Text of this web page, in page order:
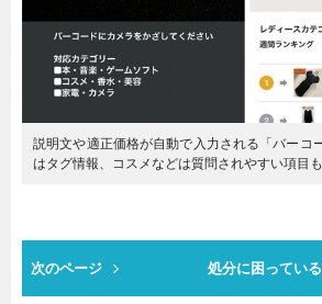
説明文や適正価格が自動で入力される「バーコ
はタグ情報、コスメなどは質問されやすい項目
次のページ 処分に困ってい